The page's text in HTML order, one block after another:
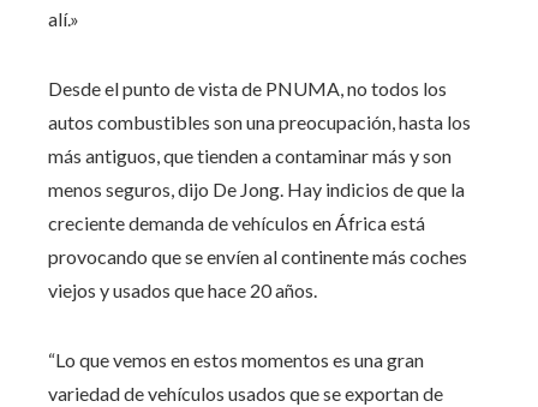
alí.»
Desde el punto de vista de PNUMA, no todos los
autos combustibles son una preocupación, hasta los
más antiguos, que tienden a contaminar más y son
menos seguros, dijo De Jong. Hay indicios de que la
creciente demanda de vehículos en África está
provocando que se envíen al continente más coches
viejos y usados ​​que hace 20 años.
“Lo que vemos en estos momentos es una gran
variedad de vehículos usados ​​que se exportan de